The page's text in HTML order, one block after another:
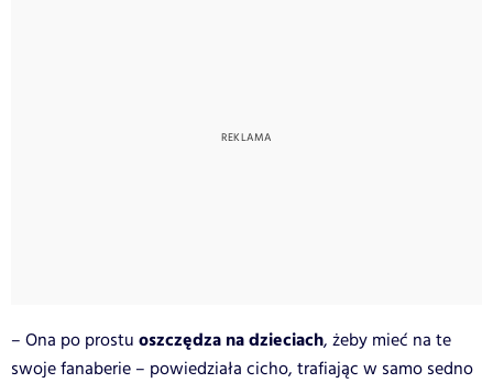
– Ona po prostu oszczędza na dzieciach, żeby mieć na te
swoje fanaberie – powiedziała cicho, trafiając w samo sedno